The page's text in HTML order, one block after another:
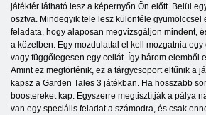
játéktér látható lesz a képernyőn Ön előtt. Belül
osztva. Mindegyik tele lesz különféle gyümölccsel
feladata, hogy alaposan megvizsgáljon mindent,
a közelben. Egy mozdulattal el kell mozgatnia
vagy függőlegesen egy cellát. Így három elemből
Amint ez megtörténik, ez a tárgycsoport eltűnik a
kapsz a Garden Tales 3 játékban. Ha hosszabb
boostereket kap. Egyszerre megtisztítják a pálya
van egy speciális feladat a számodra, és csak